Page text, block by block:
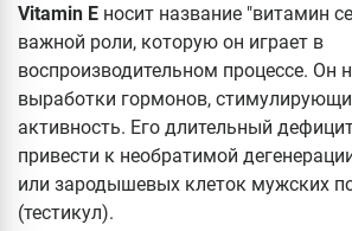
Vitamin E носит название "витамин
важной роли, которую он играет в
воспроизводительном процессе. Он
выработки гормонов,
активность. Его длительный
привести к необратимой
или зародышевых клеток мужских
(тестикул).